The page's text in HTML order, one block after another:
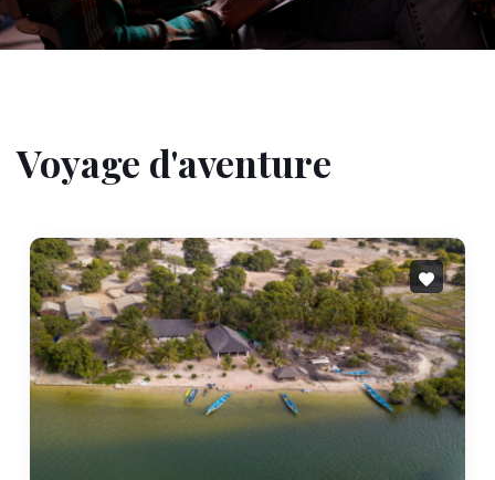
Voyage d'aventure